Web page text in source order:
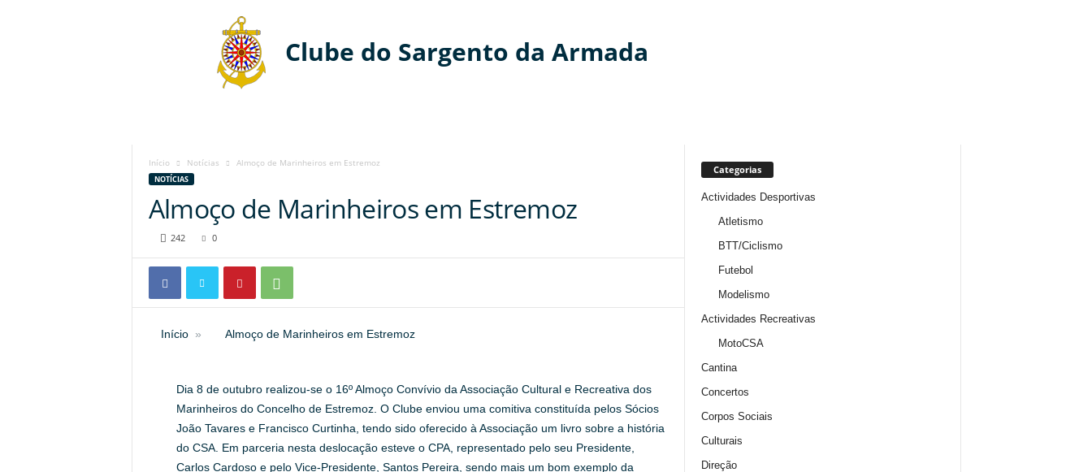
Clube do Sargento da Armada
Início Notícias Almoço de Marinheiros em Estremoz
NOTÍCIAS
Almoço de Marinheiros em Estremoz
242 0
Início Almoço de Marinheiros em Estremoz
Dia 8 de outubro realizou-se o 16º Almoço Convívio da Associação Cultural e Recreativa dos
Marinheiros do Concelho de Estremoz. O Clube enviou uma comitiva constituída pelos Sócios
João Tavares e Francisco Curtinha, tendo sido oferecido à Associação um livro sobre a história
do CSA. Em parceria nesta deslocação esteve o CPA, representado pelo seu Presidente,
Carlos Cardoso e pelo Vice-Presidente, Santos Pereira, sendo mais um bom exemplo da
Categorias
Actividades Desportivas
Atletismo
BTT/Ciclismo
Futebol
Modelismo
Actividades Recreativas
MotoCSA
Cantina
Concertos
Corpos Sociais
Culturais
Direção